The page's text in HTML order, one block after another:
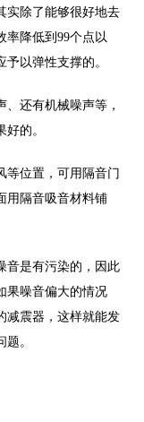
实除了能够很好地去
率降低到99个点以
以弹性支撑的。
还有机械噪声等，
的。
等位置，可用隔音门
用隔音吸音材料铺
音是有污染的，因此
果噪音偏大的情况
减震器，这样就能发
。